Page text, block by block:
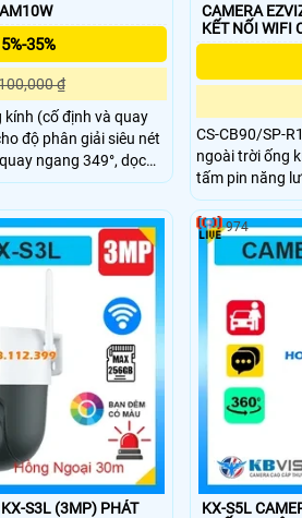
35%
₫
kính (cố định và quay
độ phân giải siêu nét
ngang 349°, dọc
và LED sáng ấm giúp
KBView Plus.
CAMERA
KẾT NỐI WIFI
CS-CB90/SP-
ngoài trời ống
tấm pin năng
hữu độ phân
quét, đàm
phương tiện,
color. Camera
sát an ninh 24/7.
(3MP) PHÁT
KX-S5L
974